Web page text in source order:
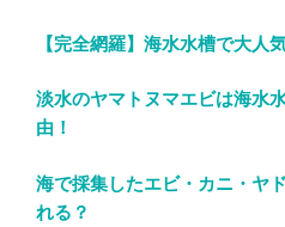
【完全網羅】海水水槽で大人
淡水のヤマトヌマエビは海水
由！
海で採集したエビ・カニ・ヤ
れる？